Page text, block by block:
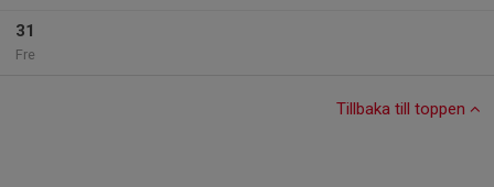
31
Fre
Tillbaka till toppen